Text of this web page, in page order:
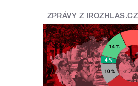
ZPRÁVY Z IROZHLAS.CZ